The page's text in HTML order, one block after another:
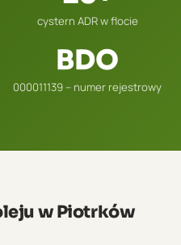
cystern ADR w flocie
BDO
000011139 – numer rejestrowy
w Piotrków